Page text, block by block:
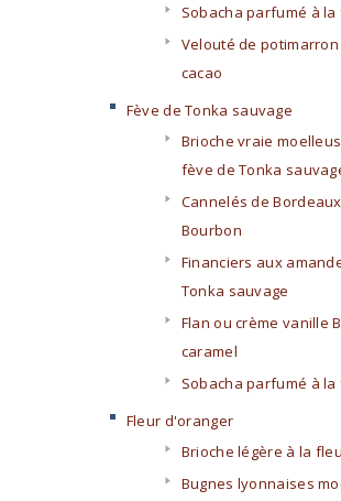
Sobacha parfumé à
Velouté de
cacao
Fève de Tonka sauvage
Brioche vraie
fève de Tonka
Cannelés de
Bourbon
Financiers aux
Tonka sauvage
Flan ou crème vanille
caramel
Sobacha parfumé à
Fleur d'oranger
Brioche légère à la
Bugnes lyonnaises